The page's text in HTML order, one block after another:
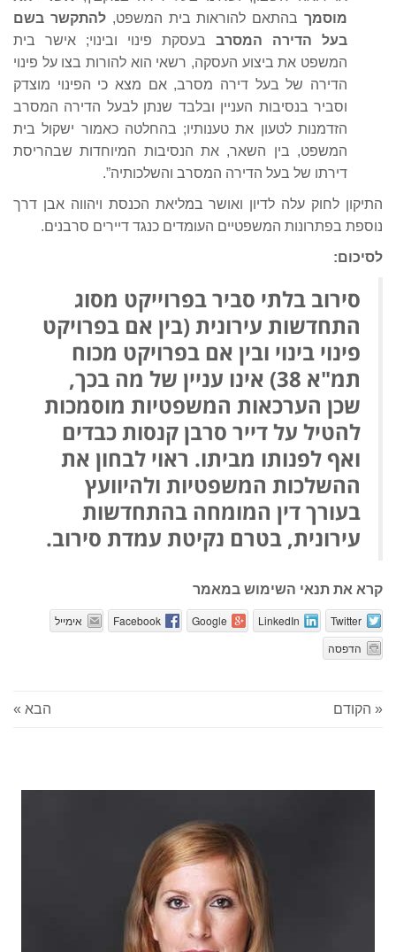
מוסמךבהתאם להוראות בית המשפט,להתקשר בשם
בעל הדירה המסרב בעסקת פינוי ובינוי; אישר בית
המשפט את ביצוע העסקה, רשאי הוא להורות בצו על פינוי
הדירה של בעל דירה מסרב, אם מצא כי הפינוי מוצדק
וסביר בנסיבות העניין ובלבד שנתן לבעל הדירה המסרב
הזדמנות לטעון את טענותיו; בהחלטה כאמור ישקול בית
המשפט, בין השאר, את הנסיבות המיוחדות שבהריסת
דירתו של בעל הדירה המסרב והשלכותיה”.
התיקון לחוק עלה לדיון ואושר במליאת הכנסת ויהווה אבן דרך
נוספת בפתרונות המשפטיים העומדים כנגד דיירים סרבנים.
לסיכום:
סירוב בלתי סביר בפרוייקט מסוג
התחדשות עירונית (בין אם בפרויקט
פינוי בינוי ובין אם בפרויקט מכוח
תמ"א 38) אינו עניין של מה בכך,
שכן הערכאות המשפטיות מוסמכות
להטיל על דייר סרבן קנסות כבדים
ואף לפנותו מביתו. ראוי לבחון את
ההשלכות המשפטיות ולהיוועץ
בעורך דין המומחה בהתחדשות
עירונית, בטרם נקיטת עמדת סירוב.
קרא את תנאי השימוש במאמר
Twitter
LinkedIn
Google
Facebook
אימייל
הדפסה
« הקודם הבא »